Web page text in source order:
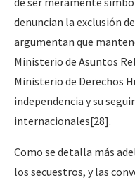
denuncian la exclusión
argumentan que
Ministerio de Asuntos
Ministerio de Derechos
independencia y su
internacionales[28].
Como se detalla más
los secuestros, y las